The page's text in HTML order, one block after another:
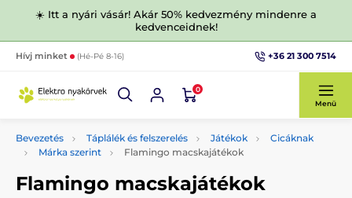
☀️ Itt a nyári vásár! Akár 50% kedvezmény mindenre a
kedvenceidnek!
Hívj minket (Hé-Pé 8-16) +36 21 300 7514
0
Menü
Bevezetés Táplálék és felszerelés Játékok
Cicáknak
Márka szerint
Flamingo macskajátékok
Flamingo macskajátékok